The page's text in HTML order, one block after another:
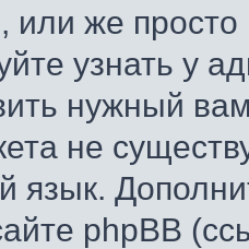
или же
узнать у
нужный
не
язык.
phpBB